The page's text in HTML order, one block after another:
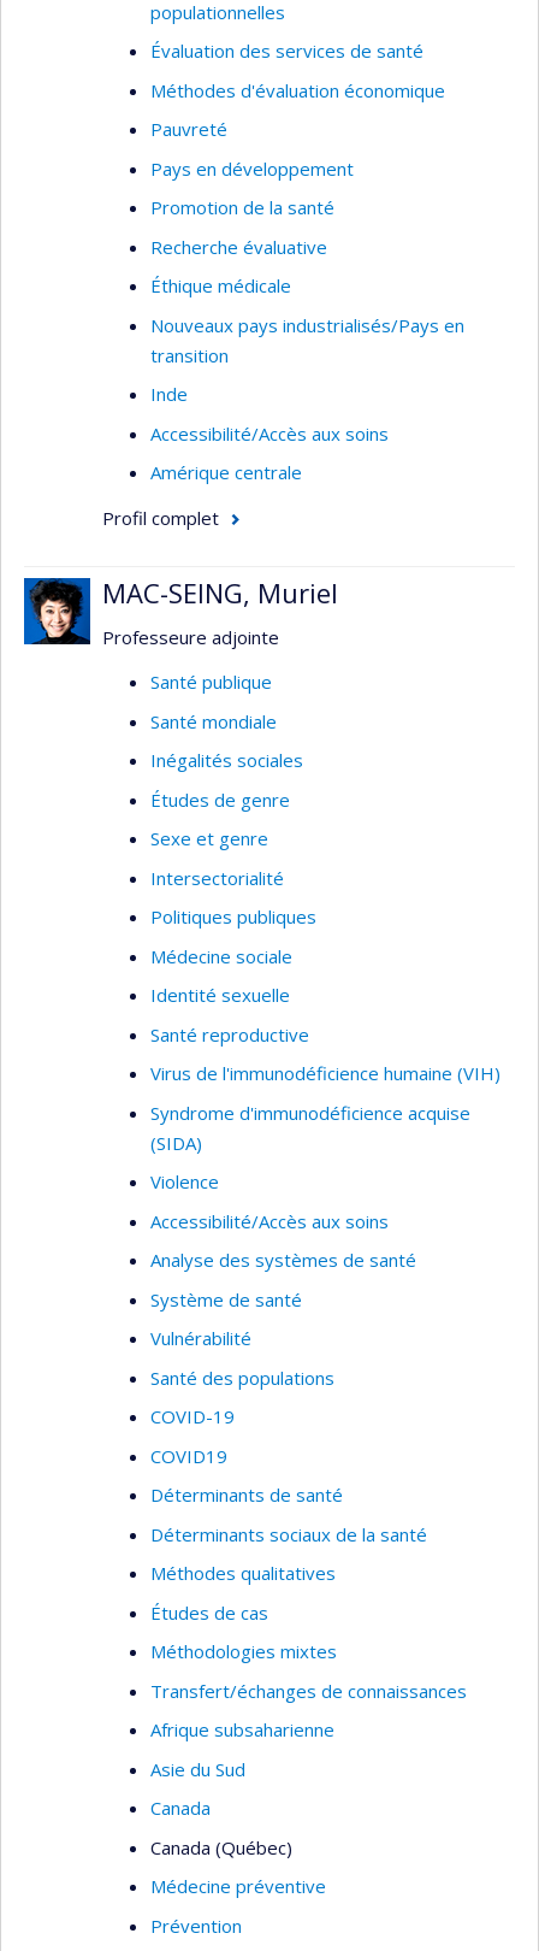
Il travaille actuellement au financement et à la
gestion des soins de longue durée,
préoccupe du transfert de connaissances de la
recherche vers l’organisation des services et des
politiques publiques.
populationnelles
Évaluation des services de santé
Méthodes d'évaluation économique
Pauvreté
Pays en développement
Promotion de la santé
Recherche évaluative
Éthique médicale
Nouveaux pays industrialisés/Pays en
transition
Inde
Accessibilité/Accès aux soins
Amérique centrale
Profil complet
MAC-SEING, Muriel
Professeure adjointe
Santé publique
Santé mondiale
Inégalités sociales
Études de genre
Sexe et genre
Intersectorialité
Politiques publiques
Médecine sociale
Identité sexuelle
Santé reproductive
Virus de l'immunodéficience humaine (VIH)
Syndrome d'immunodéficience acquise
(SIDA)
Violence
Accessibilité/Accès aux soins
Analyse des systèmes de santé
Système de santé
Vulnérabilité
Santé des populations
COVID-19
COVID19
Déterminants de santé
Déterminants sociaux de la santé
Méthodes qualitatives
Études de cas
Méthodologies mixtes
Transfert/échanges de connaissances
Afrique subsaharienne
Asie du Sud
Canada
Canada (Québec)
Médecine préventive
Prévention